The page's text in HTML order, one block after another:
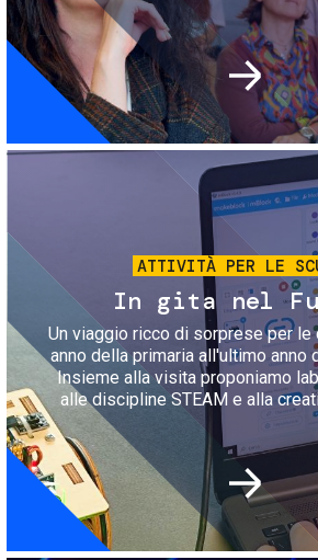
Immagine
ATTIVITÀ PER LE
In gita nel
Un viaggio ricco di sorprese per
anno della primaria all'ultimo anno
Insieme alla visita proponiamo
alle discipline STEAM e alla